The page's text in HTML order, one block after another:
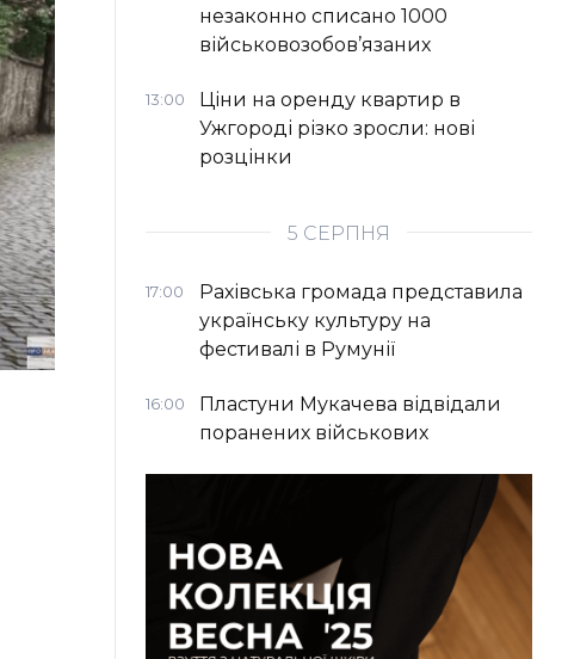
незаконно списано 1000
військовозобов’язаних
13:00
Ціни на оренду квартир в
Ужгороді різко зросли: нові
розцінки
5 СЕРПНЯ
17:00
Рахівська громада представила
українську культуру на
фестивалі в Румунії
16:00
Пластуни Мукачева відвідали
поранених військових